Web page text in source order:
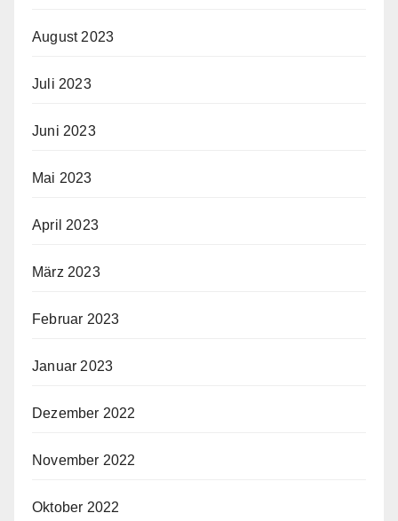
August 2023
Juli 2023
Juni 2023
Mai 2023
April 2023
März 2023
Februar 2023
Januar 2023
Dezember 2022
November 2022
Oktober 2022